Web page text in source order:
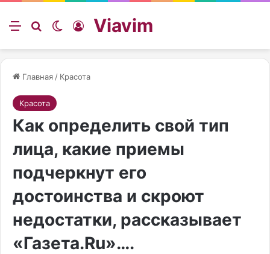
Меню ИскатьSwitch skin
Войти
Viavim
Главная / Красота
Красота
Как определить свой тип
лица, какие приемы
подчеркнут его
достоинства и скроют
недостатки, рассказывает
«Газета.Ru»….